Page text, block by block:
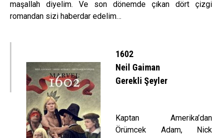
maşallah diyelim. Ve son dönemde çıkan dört çizgi
romandan sizi haberdar edelim…
1602
Neil Gaiman
Gerekli Şeyler
Kaptan Amerika’dan
Örümcek Adam, Nick